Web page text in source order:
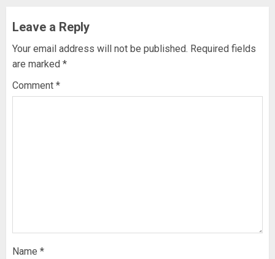
Leave a Reply
Your email address will not be published. Required fields
are marked *
Comment *
Name *